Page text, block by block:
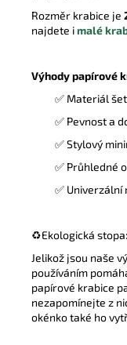
Rozměr krabice je
najdete imalé
Výhody papírové
✅ Materiál
✅ Pevnost a
✅ Stylový
✅ Průhledné
✅ Univerzální
♻️Ekologická stopa:
Jelikož jsou naše
používáním
papírové krabice
nezapomínejte z
okénko také ho